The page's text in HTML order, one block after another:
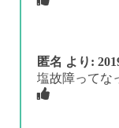
匿名 より:
塩故障ってな